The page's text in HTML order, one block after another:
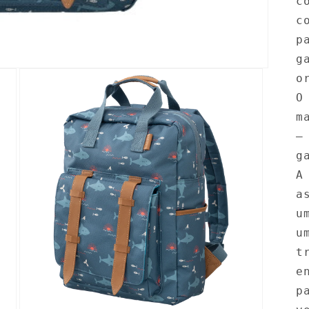
–